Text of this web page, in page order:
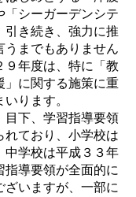
「シーガーデンシテ
引き続き、強力に推
うまでもありません
９年度は、特に「教
」に関する施策に重
ります。
下、学習指導要領
れており、小学校は
中学校は平成３３年
指導要領が全面的に
ざいますが、一部に